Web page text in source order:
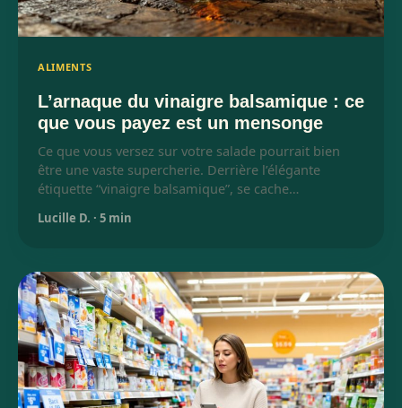
ALIMENTS
L’arnaque du vinaigre balsamique : ce
que vous payez est un mensonge
Ce que vous versez sur votre salade pourrait bien
être une vaste supercherie. Derrière l’élégante
étiquette “vinaigre balsamique”, se cache…
Lucille D. · 5 min